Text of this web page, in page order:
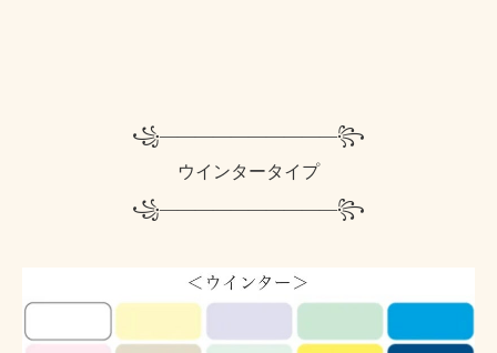
꧁——————————꧂
ウインタータイプ
꧁——————————꧂